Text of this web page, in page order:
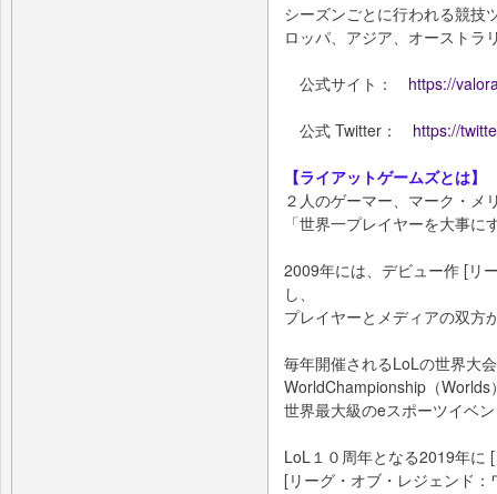
シーズンごとに行われる競技
ロッパ、アジア、オーストラ
公式サイト： https://
公式 Twitter： https://
【ライアットゲームズとは】
２人のゲーマー、マーク・メ
「世界一プレイヤーを大事
2009年には、デビュー作 [リ
し、
プレイヤーとメディアの双方
毎年開催されるLoLの世界大
WorldChampionship（Worlds
世界最大級のeスポーツイベ
LoL１０周年となる2019年に
[リーグ・オブ・レジェンド